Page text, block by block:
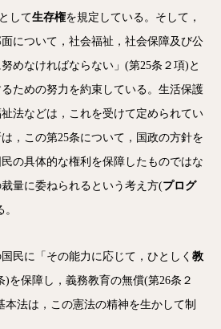
して生存権を規定している。そして，
面について，社会福祉，社会保障及び公
めなければならない」(第25条２項)と
ための努力を約束している。生活保護
法などは，これを受けて定められてい
，この第25条について，国政の方針を
の具体的な権利を保障したものではな
量に委ねられるという考え方(プログ
民に「その能力に応じて，ひとしく 教
)を保障し，義務教育の無償(第26条２
法は，この憲法の精神を生かして制